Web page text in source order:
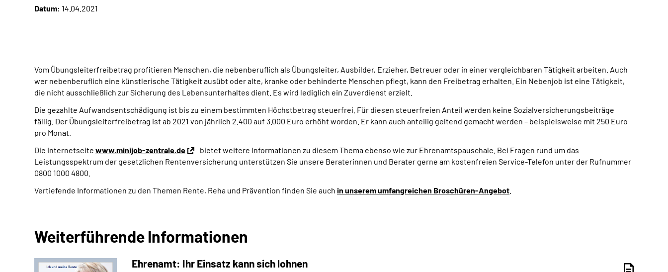
Datum: 14.04.2021
Vom Übungsleiterfreibetrag profitieren Menschen, die nebenberuflich als Übungsleiter, Ausbilder, Erzieher, Betreuer oder in einer vergleichbaren Tätigkeit arbeiten. Auch
wer nebenberuflich eine künstlerische Tätigkeit ausübt oder alte, kranke oder behinderte Menschen pflegt, kann den Freibetrag erhalten. Ein Nebenjob ist eine Tätigkeit,
die nicht ausschließlich zur Sicherung des Lebensunterhaltes dient. Es wird lediglich ein Zuverdienst erzielt.
Die gezahlte Aufwandsentschädigung ist bis zu einem bestimmten Höchstbetrag steuerfrei. Für diesen steuerfreien Anteil werden keine Sozialversicherungsbeiträge
fällig. Der Übungsleiterfreibetrag ist ab 2021 von jährlich 2.400 auf 3.000 Euro erhöht worden. Er kann auch anteilig geltend gemacht werden – beispielsweise mit 250 Euro
pro Monat.
Die Internetseite www.minijob-zentrale.de
bietet weitere Informationen zu diesem Thema ebenso wie zur Ehrenamtspauschale. Bei Fragen rund um das
Leistungsspektrum der gesetzlichen Rentenversicherung unterstützen Sie unsere Beraterinnen und Berater gerne am kostenfreien Service-Telefon unter der Rufnummer
0800 1000 4800.
Vertiefende Informationen zu den Themen Rente, Reha und Prävention finden Sie auch in unserem umfangreichen Broschüren-Angebot
Weiterführende Informationen
Ehrenamt: Ihr Einsatz kann sich lohnen